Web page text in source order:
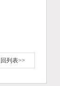
列表>>